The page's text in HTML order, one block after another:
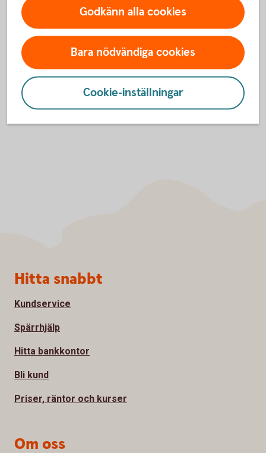
För att se detta innehåll behöver du först
godkänna cookies för Funktioner, prestanda
Inställningar för cookies
Godkänn alla cookies
Bara nödvändiga cookies
Cookie-inställningar
Sidfot
Hitta snabbt
Kundservice
Spärrhjälp
Hitta bankkontor
Bli kund
Priser, räntor och kurser
Om oss